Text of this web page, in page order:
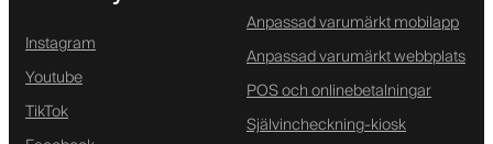
Instagram
Youtube
TikTok
Anpassad varumärkt mobilapp
Anpassad varumärkt webbplats
POS och onlinebetalningar
Självincheckning-kiosk